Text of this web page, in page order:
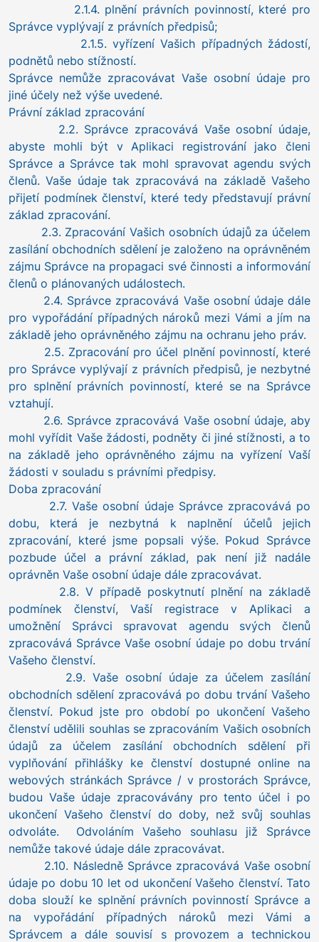
2.1.4. plnění právních povinností, které pro
Správce vyplývají z právních předpisů;
2.1.5. vyřízení Vašich případných žádostí,
podnětů nebo stížností.
Správce nemůže zpracovávat Vaše osobní údaje pro
jiné účely než výše uvedené.
Právní základ zpracování
2.2. Správce zpracovává Vaše osobní údaje,
abyste mohli být v Aplikaci registrování jako členi
Správce a Správce tak mohl spravovat agendu svých
členů. Vaše údaje tak zpracovává na základě Vašeho
přijetí podmínek členství, které tedy představují právní
základ zpracování.
2.3. Zpracování Vašich osobních údajů za účelem
zasílání obchodních sdělení je založeno na oprávněném
zájmu Správce na propagaci své činnosti a informování
členů o plánovaných událostech.
2.4. Správce zpracovává Vaše osobní údaje dále
pro vypořádání případných nároků mezi Vámi a jím na
základě jeho oprávněného zájmu na ochranu jeho práv.
2.5. Zpracování pro účel plnění povinností, které
pro Správce vyplývají z právních předpisů, je nezbytné
pro splnění právních povinností, které se na Správce
vztahují.
2.6. Správce zpracovává Vaše osobní údaje, aby
mohl vyřídit Vaše žádosti, podněty či jiné stížnosti, a to
na základě jeho oprávněného zájmu na vyřízení Vaší
žádosti v souladu s právními předpisy.
Doba zpracování
2.7. Vaše osobní údaje Správce zpracovává po
dobu, která je nezbytná k naplnění účelů jejich
zpracování, které jsme popsali výše. Pokud Správce
pozbude účel a právní základ, pak není již nadále
oprávněn Vaše osobní údaje dále zpracovávat.
2.8. V případě poskytnutí plnění na základě
podmínek členství, Vaší registrace v Aplikaci a
umožnění Správci spravovat agendu svých členů
zpracovává Správce Vaše osobní údaje po dobu trvání
Vašeho členství.
2.9. Vaše osobní údaje za účelem zasílání
obchodních sdělení zpracovává po dobu trvání Vašeho
členství. Pokud jste pro období po ukončení Vašeho
členství udělili souhlas se zpracováním Vašich osobních
údajů za účelem zasílání obchodních sdělení při
vyplňování přihlášky ke členství dostupné online na
webových stránkách Správce / v prostorách Správce,
budou Vaše údaje zpracovávány pro tento účel i po
ukončení Vašeho členství do doby, než svůj souhlas
odvoláte. Odvoláním Vašeho souhlasu již Správce
nemůže takové údaje dále zpracovávat.
2.10. Následně Správce zpracovává Vaše osobní
údaje po dobu 10 let od ukončení Vašeho členství. Tato
doba slouží ke splnění právních povinností Správce a
na vypořádání případných nároků mezi Vámi a
Správcem a dále souvisí s provozem a technickou